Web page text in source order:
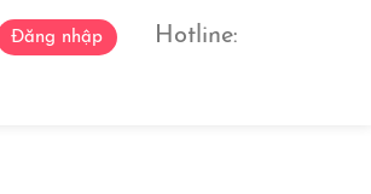
Đăng nhập Hotline: